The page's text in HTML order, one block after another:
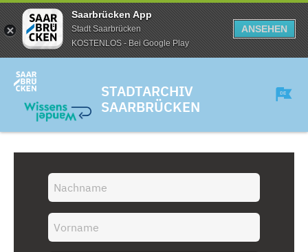
Saarbrücken App
Stadt Saarbrücken
KOSTENLOS - Bei Google Play
ANSEHEN
STADTARCHIV
SAARBRÜCKEN